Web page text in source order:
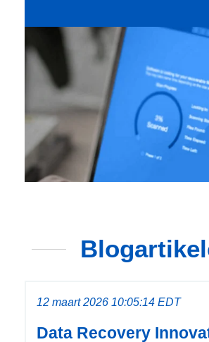
12 maart 2026 10:05:14 EDT
Data Recovery